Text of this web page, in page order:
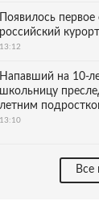
Появилось
российский
13:12
Напавший на 10-
школьницу
летним
13:10
Все